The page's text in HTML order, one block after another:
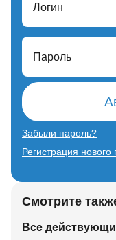
Логин
Пароль
Забыли пароль?
Регистрация нового
Смотрите
Все